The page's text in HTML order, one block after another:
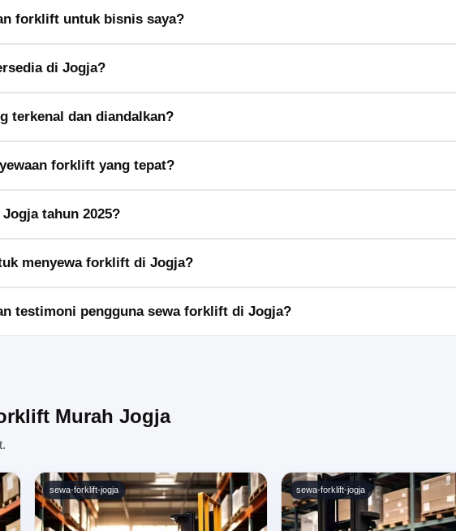
forklift untuk bisnis saya?
di Jogja?
terkenal dan diandalkan?
forklift yang tepat?
tahun 2025?
menyewa forklift di Jogja?
testimoni pengguna sewa forklift di Jogja?
Murah Jogja
sewa-forklift-jogja sewa-forklift-jogja